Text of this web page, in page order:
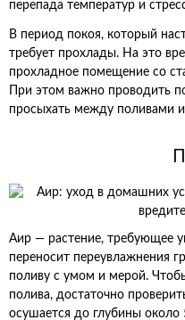
перепада температур и
В период покоя, который
требует прохлады. На это
прохладное помещение со
При этом важно проводить
просыхать между поливами
Аир — растение, требующее
переносит переувлажнения
поливу с умом и мерой.
полива, достаточно
осушается до глубины